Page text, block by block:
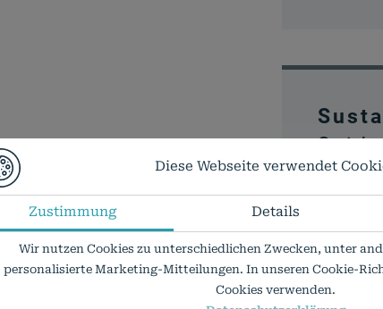
Das
Inkjet-
glatte
Diese Webseite verwendet
Zustimmung Details
Wir nutzen Cookies zu unterschiedlichen Zwecken, unter
personalisierte Marketing-Mitteilungen. In unseren Cookie-
Cookies verwenden.